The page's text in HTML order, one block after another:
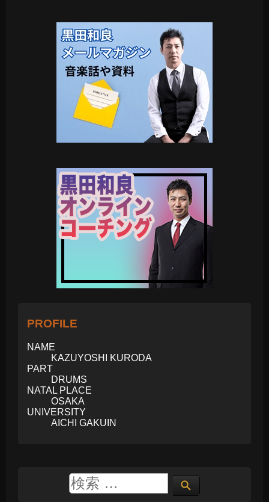
PROFILE
NAME
KAZUYOSHI KURODA
PART
DRUMS
NATAL PLACE
OSAKA
UNIVERSITY
AICHI GAKUIN